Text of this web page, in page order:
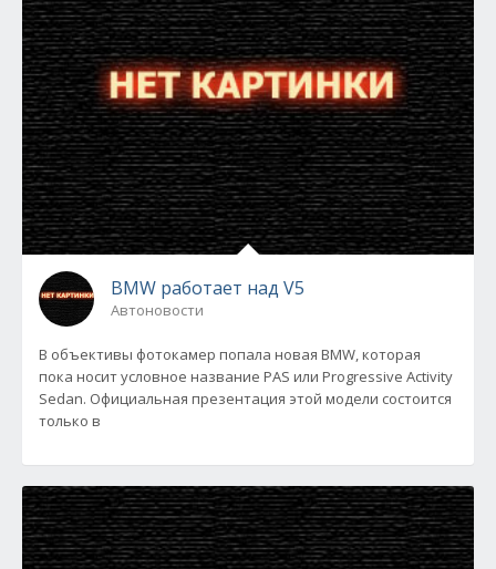
BMW работает над V5
Автоновости
В объективы фотокамер попала новая BMW, которая
пока носит условное название PAS или Progressive Activity
Sedan. Официальная презентация этой модели состоится
только в